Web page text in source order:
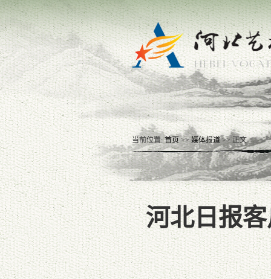
当前位置:首页 >>媒体报道>> 正文
河北日报